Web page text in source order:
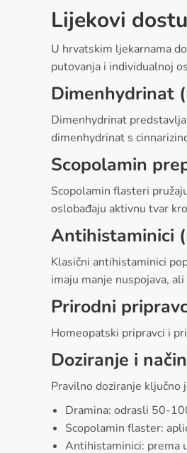
Lijekovi
U hrvatskim ljekarnama
putovanja i individualnoj
Dimenhydrinat
Dimenhydrinat
dimenhydrinat s
Scopolamin
Scopolamin flasteri
oslobađaju aktivnu tvar
Antihistaminici
Klasični antihistaminici
imaju manje nuspojava,
Prirodni
Homeopatski pripravci i
Doziranje i
Pravilno doziranje ključno
Dramina: odrasli 50-
Scopolamin flaster:
Antihistaminici: prema